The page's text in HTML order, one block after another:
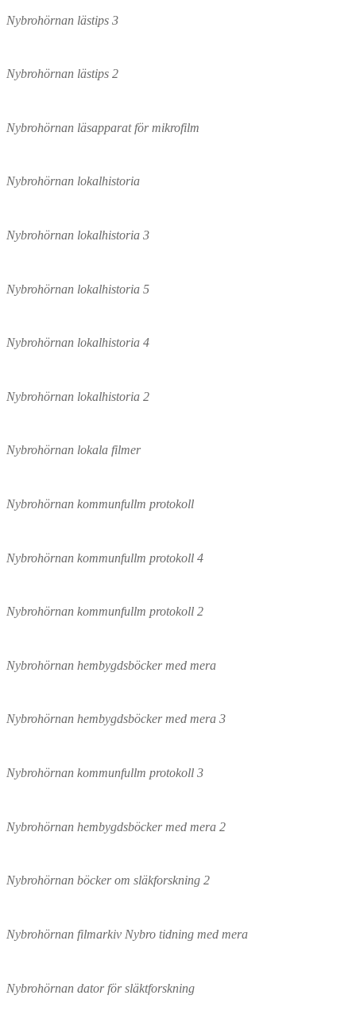
Nybrohörnan lästips 3
Nybrohörnan lästips 2
Nybrohörnan läsapparat för mikrofilm
Nybrohörnan lokalhistoria
Nybrohörnan lokalhistoria 3
Nybrohörnan lokalhistoria 5
Nybrohörnan lokalhistoria 4
Nybrohörnan lokalhistoria 2
Nybrohörnan lokala filmer
Nybrohörnan kommunfullm protokoll
Nybrohörnan kommunfullm protokoll 4
Nybrohörnan kommunfullm protokoll 2
Nybrohörnan hembygdsböcker med mera
Nybrohörnan hembygdsböcker med mera 3
Nybrohörnan kommunfullm protokoll 3
Nybrohörnan hembygdsböcker med mera 2
Nybrohörnan böcker om släkforskning 2
Nybrohörnan filmarkiv Nybro tidning med mera
Nybrohörnan dator för släktforskning